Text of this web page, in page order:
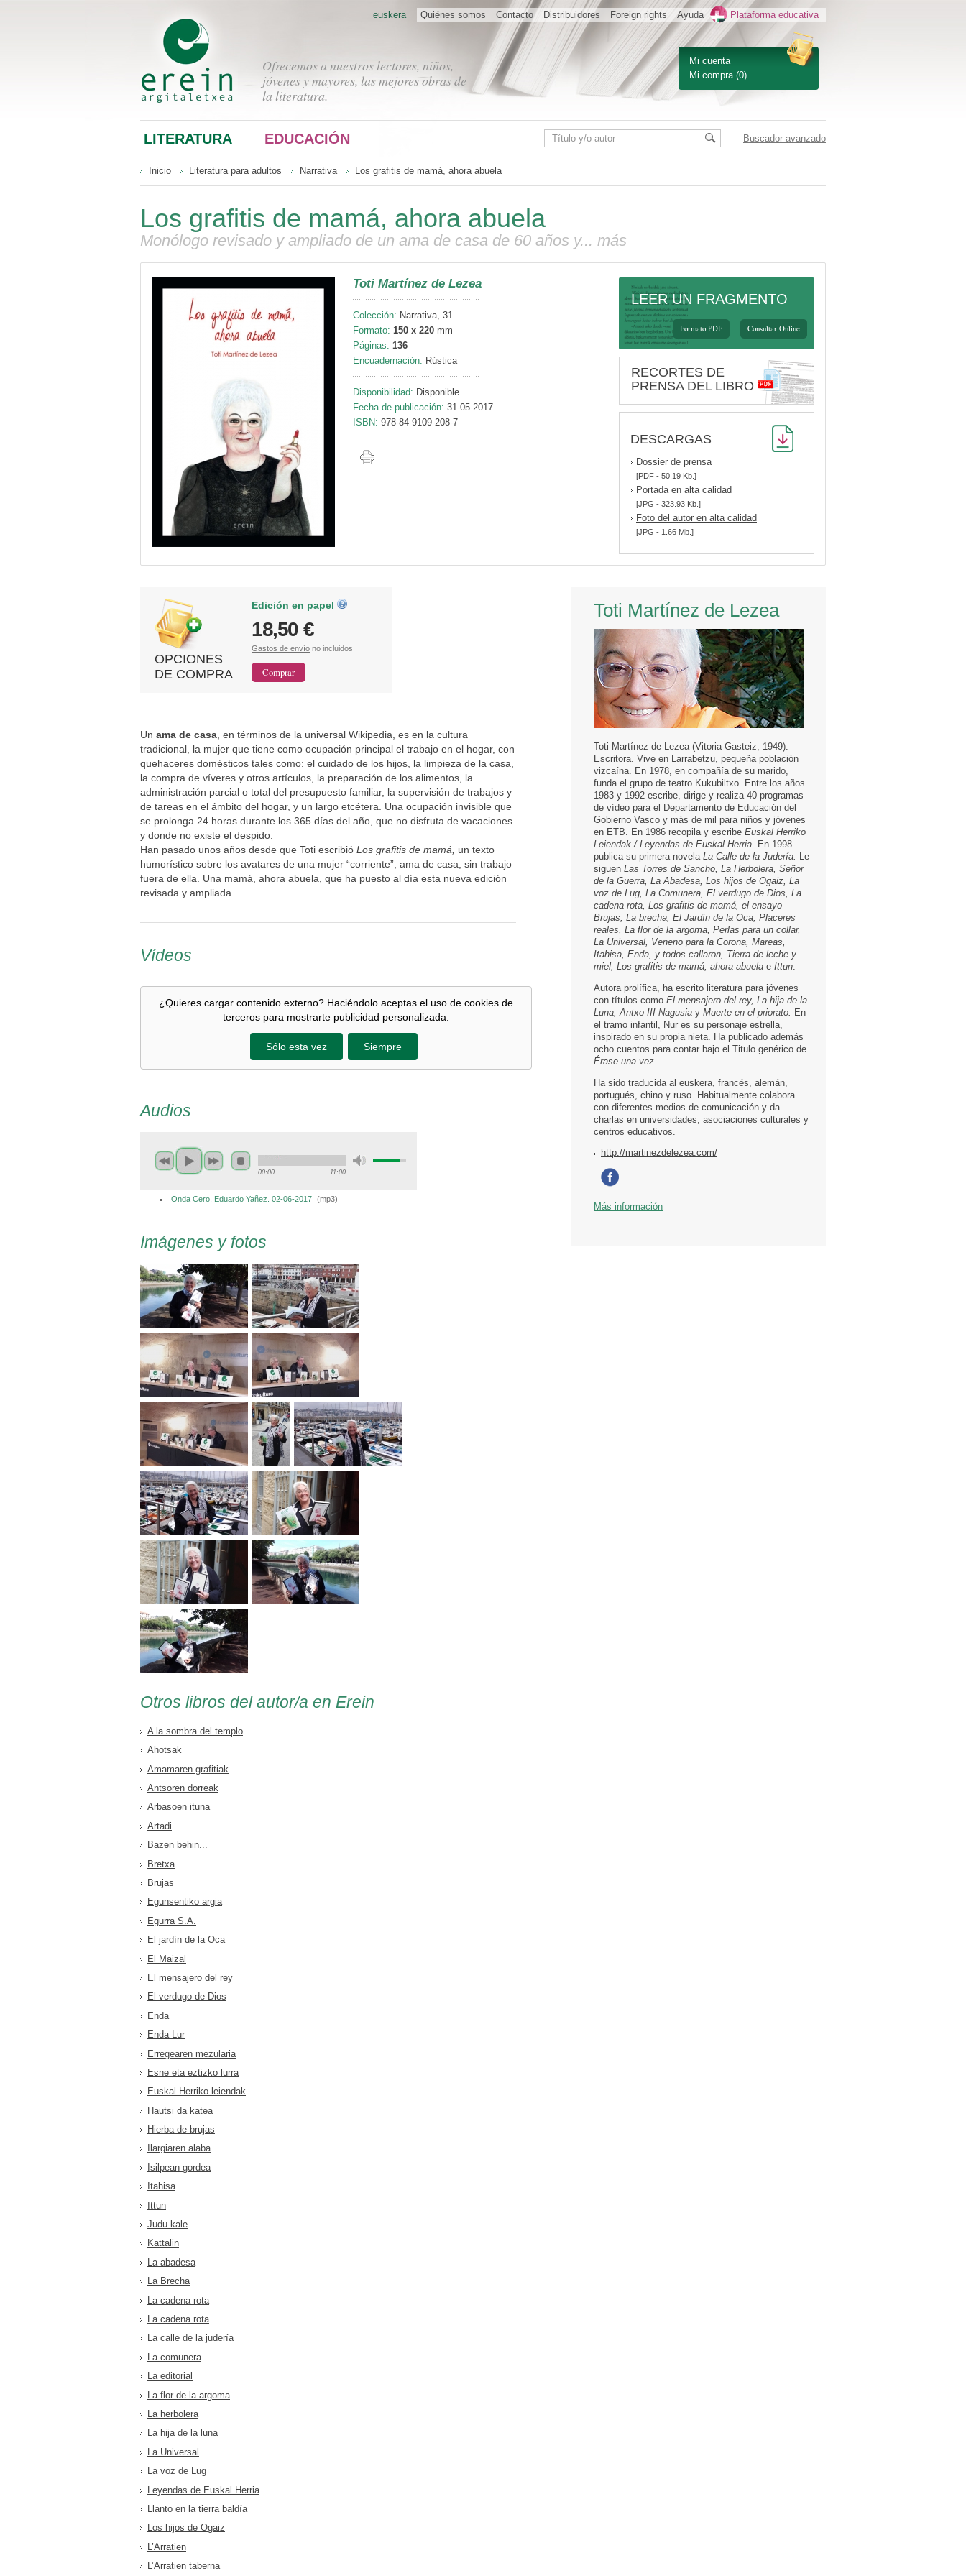
Mi cuenta
Mi compra (0)
Ofrecemos a nuestros lectores, niños,
jóvenes y mayores, las mejores obras de
la literatura.
Quiénes somos Contacto Distribuidores Foreign rights Ayuda Plataforma educativa
euskera
LITERATURA EDUCACIÓN Buscador avanzado
Inicio Literatura para adultos Narrativa Los grafitis de mamá, ahora abuela
Los grafitis de mamá, ahora abuela
Monólogo revisado y ampliado de un ama de casa de 60 años y... más
Toti Martínez de Lezea
Colección: Narrativa, 31
Formato: 150 x 220 mm
Páginas: 136
Encuadernación: Rústica
Disponibilidad: Disponible
Fecha de publicación: 31-05-2017
ISBN: 978-84-9109-208-7
LEER UN FRAGMENTO
Consultar Online
Formato PDF
RECORTES DE
PRENSA DEL LIBRO
DESCARGAS
Dossier de prensa
[PDF - 50.19 Kb.]
Portada en alta calidad
[JPG - 323.93 Kb.]
Foto del autor en alta calidad
[JPG - 1.66 Mb.]
OPCIONES
DE COMPRA
Edición en papel
18,50 €
Gastos de envío no incluidos
Un ama de casa , en términos de la universal Wikipedia, es en la cultura
tradicional, la mujer que tiene como ocupación principal el trabajo en el hogar, con
quehaceres domésticos tales como: el cuidado de los hijos, la limpieza de la casa,
la compra de víveres y otros artículos, la preparación de los alimentos, la
administración parcial o total del presupuesto familiar, la supervisión de trabajos y
de tareas en el ámbito del hogar, y un largo etcétera. Una ocupación invisible que
se prolonga 24 horas durante los 365 días del año, que no disfruta de vacaciones
y donde no existe el despido.
Han pasado unos años desde que Toti escribió Los grafitis de mamá,
un texto
humorístico sobre los avatares de una mujer “corriente”, ama de casa, sin trabajo
fuera de ella. Una mamá, ahora abuela, que ha puesto al día esta nueva edición
revisada y ampliada.
Vídeos
¿Quieres cargar contenido externo? Haciéndolo aceptas el uso de cookies de
terceros para mostrarte publicidad personalizada.
Sólo esta vez Siempre
Audios
00:00 11:00
Onda Cero. Eduardo Yañez. 02-06-2017 (mp3)
Imágenes y fotos
Otros libros del autor/a en Erein
A la sombra del templo
Ahotsak
Amamaren grafitiak
Antsoren dorreak
Arbasoen ituna
Artadi
Bazen behin...
Bretxa
Brujas
Egunsentiko argia
Egurra S.A.
El jardín de la Oca
El Maizal
El mensajero del rey
El verdugo de Dios
Enda
Enda Lur
Erregearen mezularia
Esne eta eztizko lurra
Euskal Herriko leiendak
Hautsi da katea
Hierba de brujas
Ilargiaren alaba
Isilpean gordea
Itahisa
Ittun
Judu-kale
Kattalin
La abadesa
La Brecha
La cadena rota
La cadena rota
La calle de la judería
La comunera
La editorial
La flor de la argoma
La herbolera
La hija de la luna
La Universal
La voz de Lug
Leyendas de Euskal Herria
Llanto en la tierra baldía
Los hijos de Ogaiz
L’Arratien
L’Arratien taberna
Toti Martínez de Lezea
Toti Martínez de Lezea (Vitoria-Gasteiz, 1949).
Escritora. Vive en Larrabetzu, pequeña población
vizcaína. En 1978, en compañía de su marido,
funda el grupo de teatro Kukubiltxo. Entre los años
1983 y 1992 escribe, dirige y realiza 40 programas
de vídeo para el Departamento de Educación del
Gobierno Vasco y más de mil para niños y jóvenes
en ETB. En 1986 recopila y escribe Euskal Herriko
Leiendak / Leyendas de Euskal Herria. En 1998
publica su primera novela La Calle de la Judería. Le
siguen Las Torres de Sancho, La Herbolera, Señor
de la Guerra, La Abadesa, Los hijos de Ogaiz, La
voz de Lug, La Comunera, El verdugo de Dios, La
cadena rota, Los grafitis de mamá, el ensayo
Brujas, La brecha, El Jardín de la Oca, Placeres
reales, La flor de la argoma, Perlas para un collar,
La Universal, Veneno para la Corona, Mareas,
Itahisa, Enda, y todos callaron, Tierra de leche y
miel, Los grafitis de mamá, ahora abuela e Ittun.
Autora prolífica, ha escrito literatura para jóvenes
con títulos como El mensajero del rey, La hija de la
Luna, Antxo III Nagusia y Muerte en el priorato.
En
el tramo infantil, Nur es su personaje estrella,
inspirado en su propia nieta. Ha publicado además
ocho cuentos para contar bajo el Titulo genérico de
Érase una vez
Ha sido traducida al euskera, francés, alemán,
portugués, chino y ruso. Habitualmente colabora
con diferentes medios de comunicación y da
charlas en universidades, asociaciones culturales y
centros educativos.
http://martinezdelezea.com/
Más información